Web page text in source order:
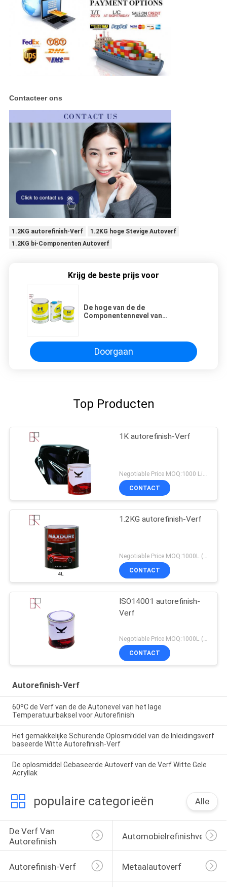
Contacteer ons
1.2KG autorefinish-Verf
1.2KG hoge Stevige Autoverf
1.2KG bi-Componenten Autoverf
Krijg de beste prijs voor
De hoge van de de
Componentennevel van
Doorgaan
Top Producten
1K autorefinish-Verf
CONTACT
1.2KG autorefinish-Verf
Negotiable Price MOQ:1000L (gemengde items zijn acceptabel)
CONTACT
ISO14001 autorefinish-
Verf
Negotiable Price MOQ:1000L (gemengde items zijn acceptabel)
CONTACT
Autorefinish-Verf
60ºC de Verf van de de Autonevel van het lage
Temperatuurbaksel voor Autorefinish
Het gemakkelijke Schurende Oplosmiddel van de Inleidingsverf
baseerde Witte Autorefinish-Verf
De oplosmiddel Gebaseerde Autoverf van de Verf Witte Gele
Acryllak
populaire categorieën Alle
De Verf Van
Autorefinish
Automobielrefinishverf
Autorefinish-Verf Metaalautoverf